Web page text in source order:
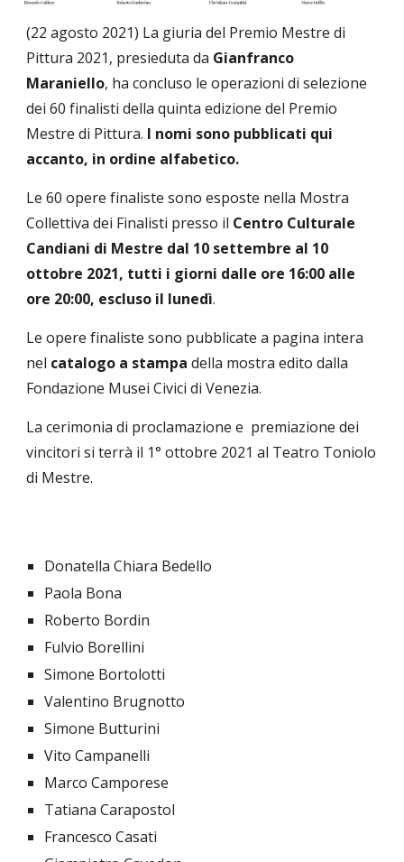
(22 agosto 2021) La giuria del Premio Mestre di
Pittura 2021, presieduta da Gianfranco
Maraniello, ha concluso le operazioni di selezione
dei 60 finalisti della quinta edizione del Premio
Mestre di Pittura. I nomi sono pubblicati qui
accanto, in ordine alfabetico.
Le 60 opere finaliste sono esposte nella Mostra
Collettiva dei Finalisti presso il Centro Culturale
Candiani di Mestre dal 10 settembre al 10
ottobre 2021, tutti i giorni dalle ore 16:00 alle
ore 20:00, escluso il lunedì.
Le opere finaliste sono pubblicate a pagina intera
nel catalogo a stampa della mostra edito dalla
Fondazione Musei Civici di Venezia.
La cerimonia di proclamazione e  premiazione dei
vincitori si terrà il 1° ottobre 2021 al Teatro Toniolo
di Mestre.
Donatella Chiara Bedello
Paola Bona
Roberto Bordin
Fulvio Borellini
Simone Bortolotti
Valentino Brugnotto
Simone Butturini
Vito Campanelli
Marco Camporese
Tatiana Carapostol
Francesco Casati